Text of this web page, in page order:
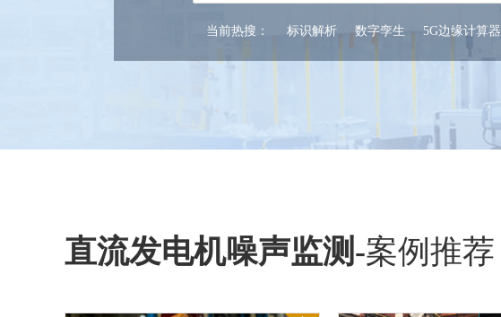
当前热搜： 标识解析 数字孪生 5G边缘计算器
直流发电机噪声监测 -案例推荐